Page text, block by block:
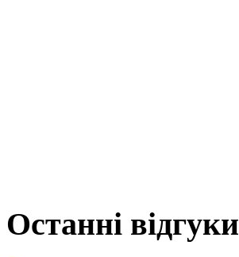
Останні відгуки